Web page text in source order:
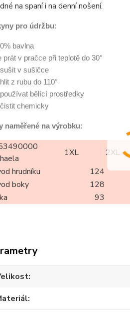
na spaní i na denní nošení.
pro údržbu:
bavlna
prát v pračce při teplotě do 30°
v sušičce
z rubu do 110°
bělící prostředky
chemicky
naměřené na výrobku:
1XL 2XL
hrudníku
124
boky
128
93